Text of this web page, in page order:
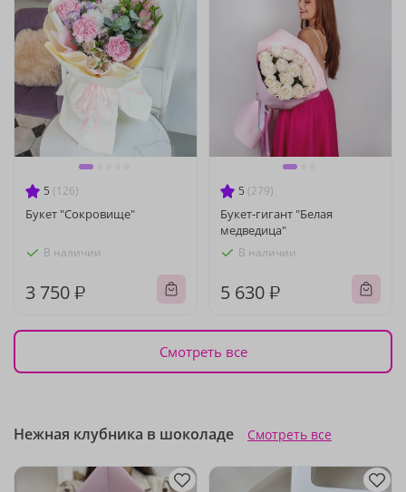
5 (126)
Букет "Сокровище"
В наличии
3 750 ₽
5 (279)
Букет-гигант "Белая
медведица"
В наличии
5 630 ₽
Смотреть все
Нежная клубника в шоколаде Смотреть все